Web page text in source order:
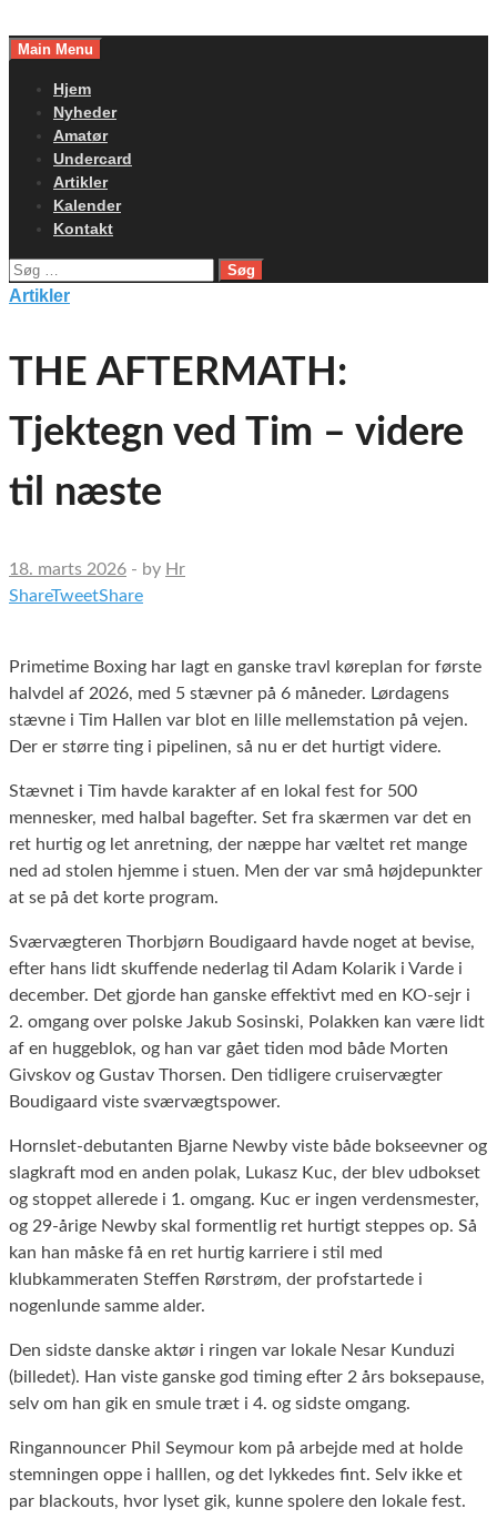
toMain Menu
Hjem
Nyheder
Amatør
Undercard
Artikler
Kalender
Kontakt
Søg
efter:
Artikler
THE AFTERMATH:
Tjektegn ved Tim – videre
til næste
18. marts 2026 - by Hr
ShareTweetShare
Primetime Boxing har lagt en ganske travl køreplan for første
halvdel af 2026, med 5 stævner på 6 måneder. Lørdagens
stævne i Tim Hallen var blot en lille mellemstation på vejen.
Der er større ting i pipelinen, så nu er det hurtigt videre.
Stævnet i Tim havde karakter af en lokal fest for 500
mennesker, med halbal bagefter. Set fra skærmen var det en
ret hurtig og let anretning, der næppe har væltet ret mange
ned ad stolen hjemme i stuen. Men der var små højdepunkter
at se på det korte program.
Sværvægteren Thorbjørn Boudigaard havde noget at bevise,
efter hans lidt skuffende nederlag til Adam Kolarik i Varde i
december. Det gjorde han ganske effektivt med en KO-sejr i
2. omgang over polske Jakub Sosinski, Polakken kan være lidt
af en huggeblok, og han var gået tiden mod både Morten
Givskov og Gustav Thorsen. Den tidligere cruiservægter
Boudigaard viste sværvægtspower.
Hornslet-debutanten Bjarne Newby viste både bokseevner og
slagkraft mod en anden polak, Lukasz Kuc, der blev udbokset
og stoppet allerede i 1. omgang. Kuc er ingen verdensmester,
og 29-årige Newby skal formentlig ret hurtigt steppes op. Så
kan han måske få en ret hurtig karriere i stil med
klubkammeraten Steffen Rørstrøm, der profstartede i
nogenlunde samme alder.
Den sidste danske aktør i ringen var lokale Nesar Kunduzi
(billedet). Han viste ganske god timing efter 2 års boksepause,
selv om han gik en smule træt i 4. og sidste omgang.
Ringannouncer Phil Seymour kom på arbejde med at holde
stemningen oppe i halllen, og det lykkedes fint. Selv ikke et
par blackouts, hvor lyset gik, kunne spolere den lokale fest.